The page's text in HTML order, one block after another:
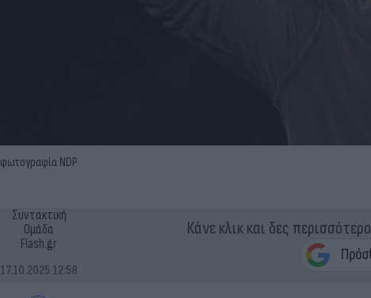
φωτογραφία NDP
Συντακτική
Ομάδα
Flash.gr
17.10.2025 12:58
Κάνε κλικ και δες περισσότερο